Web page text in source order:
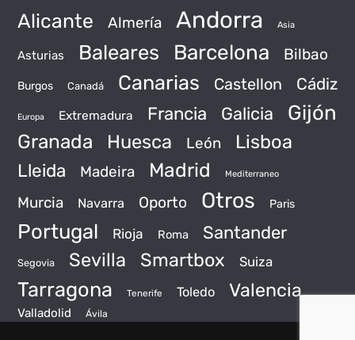
Alicante Almería Andorra Asia
Asturias Baleares Barcelona Bilbao
Burgos Canadá Canarias Castellon Cádiz
Europa Extremadura Francia Galicia Gijón
Granada Huesca León Lisboa
Lleida Madeira Madrid Mediterraneo
Murcia Navarra Oporto Otros Paris
Portugal Rioja Roma Santander
Segovia Sevilla Smartbox Suiza
Tarragona Tenerife Toledo Valencia
Valladolid Ávila